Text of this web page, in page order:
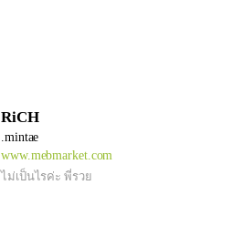
RiCH
.mintae
www.mebmarket.com
ไม่เป็นไรค่ะ พี่รวย